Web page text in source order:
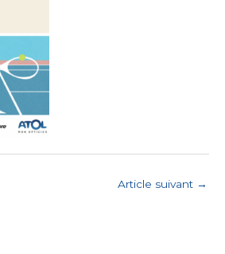
Article suivant →